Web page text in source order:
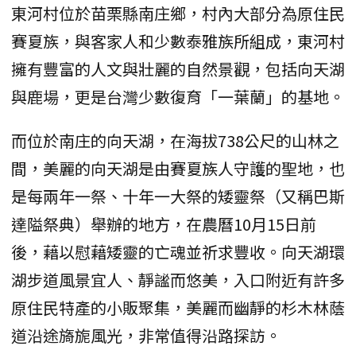
東河村位於苗栗縣南庄鄉，村內大部分為原住民
賽夏族，與客家人和少數泰雅族所組成，東河村
擁有豐富的人文與壯麗的自然景觀，包括向天湖
與鹿場，更是台灣少數復育「一葉蘭」的基地。
而位於南庄的向天湖，在海拔738公尺的山林之
間，美麗的向天湖是由賽夏族人守護的聖地，也
是每兩年一祭、十年一大祭的矮靈祭（又稱巴斯
達隘祭典）舉辦的地方，在農曆10月15日前
後，藉以慰藉矮靈的亡魂並祈求豐收。向天湖環
湖步道風景宜人、靜謐而悠美，入口附近有許多
原住民特產的小販聚集，美麗而幽靜的杉木林蔭
道沿途旖旎風光，非常值得沿路探訪。